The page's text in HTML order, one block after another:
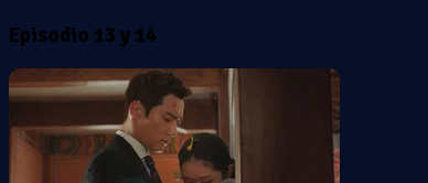
Episodio 13 y 14